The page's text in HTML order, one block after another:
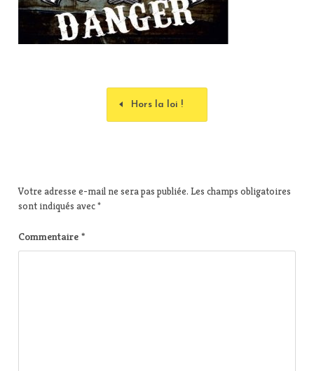
Hors la loi !
Votre adresse e-mail ne sera pas publiée. Les champs obligatoires
sont indiqués avec*
Commentaire *